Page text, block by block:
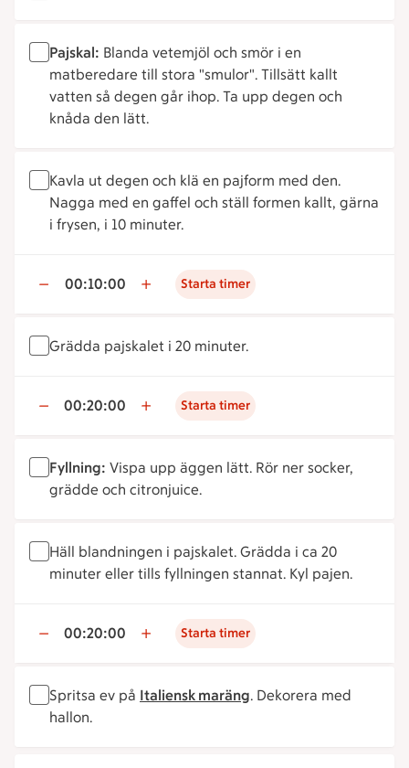
Pajskal: Blanda vetemjöl och smör i en
matberedare till stora "smulor". Tillsätt kallt
vatten så degen går ihop. Ta upp degen och
knåda den lätt.
Kavla ut degen och klä en pajform med den.
Nagga med en gaffel och ställ formen kallt, gärna
i frysen, i 10 minuter.
00:10:00 Starta timer
Grädda pajskalet i 20 minuter.
00:20:00 Starta timer
Fyllning: Vispa upp äggen lätt. Rör ner socker,
grädde och citronjuice.
Häll blandningen i pajskalet. Grädda i ca 20
minuter eller tills fyllningen stannat. Kyl pajen.
00:20:00 Starta timer
Spritsa ev på Italiensk maräng. Dekorera med
hallon.